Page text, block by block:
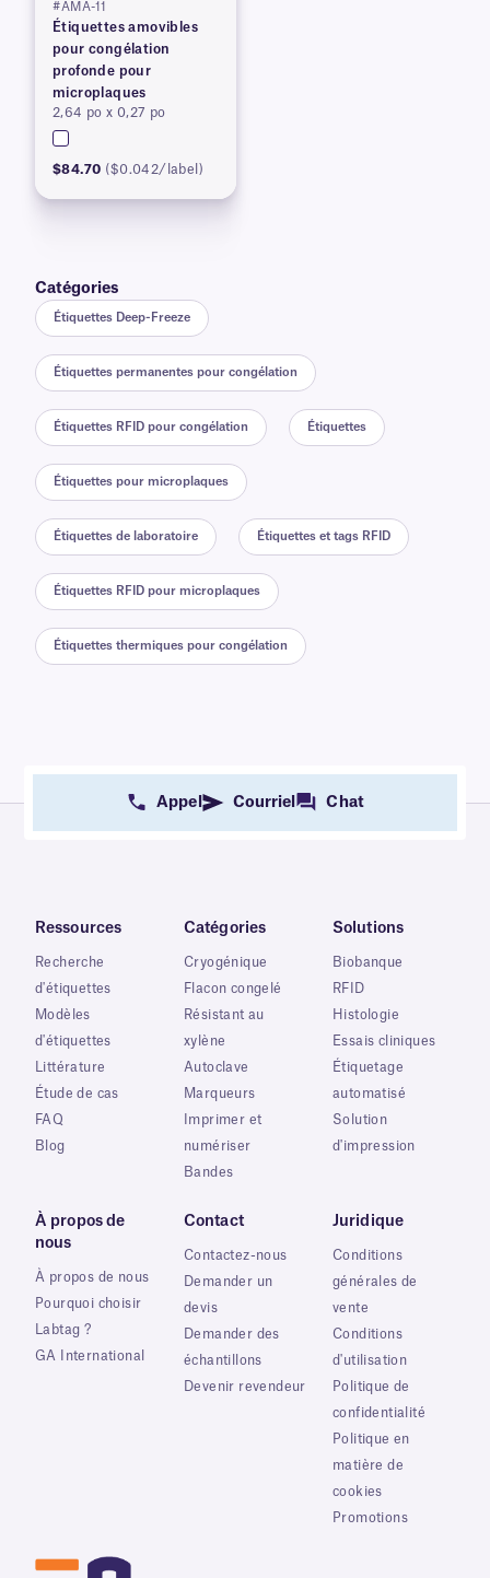
#AMA-11
Étiquettes amovibles
pour congélation
profonde pour
microplaques
2,64 po x 0,27 po
$84.70 ($0.042/label)
Catégories
Étiquettes Deep-Freeze
Étiquettes permanentes pour congélation
Étiquettes RFID pour congélation Étiquettes
Étiquettes pour microplaques
Étiquettes de laboratoire Étiquettes et tags RFID
Étiquettes RFID pour microplaques
Étiquettes thermiques pour congélation
Appel Courriel Chat
Ressources
Recherche
d'étiquettes
Modèles
d'étiquettes
Littérature
Étude de cas
FAQ
Blog
Catégories
Cryogénique
Flacon congelé
Résistant au
xylène
Autoclave
Marqueurs
Imprimer et
numériser
Bandes
Solutions
Biobanque
RFID
Histologie
Essais cliniques
Étiquetage
automatisé
Solution
d'impression
À propos de
nous
À propos de nous
Pourquoi choisir
Labtag ?
GA International
Contact
Contactez-nous
Demander un
devis
Demander des
échantillons
Devenir revendeur
Juridique
Conditions
générales de
vente
Conditions
d'utilisation
Politique de
confidentialité
Politique en
matière de
cookies
Promotions